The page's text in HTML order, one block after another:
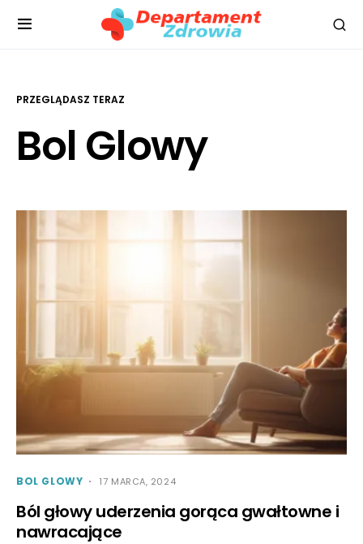
PRZEGLĄDASZ TERAZ
Bol Glowy
BOL GLOWY 17 MARCA, 2024
Ból głowy uderzenia gorąca gwałtowne i
nawracające